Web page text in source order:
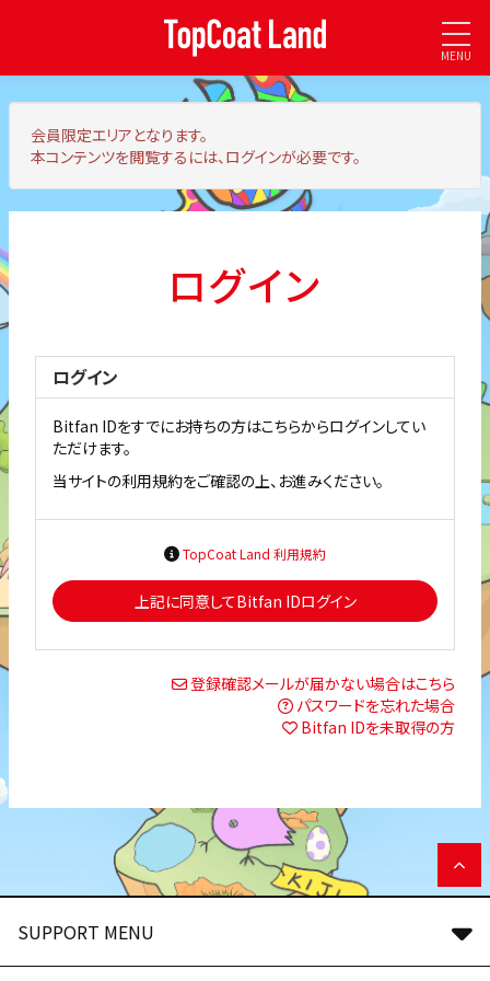
MENU
会員限定エリア となります。
本コンテンツを閲覧するには、ログインが必要です。
ログイン
ログイン
Bitfan IDをすでにお持ちの方はこちらからログインしてい
ただけます。
当サイトの利用規約をご確認の上、お進みください。
TopCoat Land 利用規約
上記に同意してBitfan IDログイン
登録確認メールが届かない場合はこちら
パスワードを忘れた場合
Bitfan IDを未取得の方
SUPPORT MENU